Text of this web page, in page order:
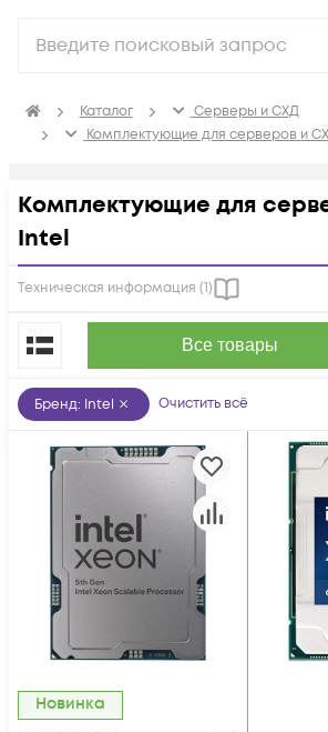
Каталог
Серверы и СХД
Комплектующие для серверов и
Комплектующие для
Intel
Техническая информация (1)
Все товары
По популярности
Бренд: Intel Очистить всё
Новинка